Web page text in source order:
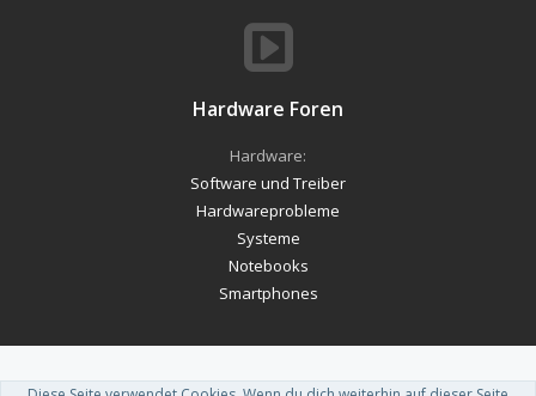
Hardware Foren
Hardware:
Software und Treiber
Hardwareprobleme
Systeme
Notebooks
Smartphones